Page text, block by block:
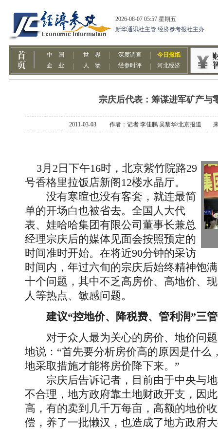
宗庆后代表：筹谋进军矿产与
2011-03-03 作者：记者 李佳鹏 吴黎华/北京报道 来
3月2日下午16时，北京紫竹院路29
号香格里拉饭店新阁12楼水晶厅。
没有寒暄也没有客套，就连最简
单的开场白也被省去。全国人大代
表、娃哈哈集团有限公司董事长兼总
经理宗庆后的媒体见面会按照预定的
时间准时开始。在将近90分钟的采访
时间内，年过六旬的宗庆后始终精神饱
十个问题，其中不乏高房价、高地价、
人等热点、敏感问题。
建议“控地价、降税费、管利润”三
对于众人最为关心的房价、地价问题
地说：“首先要分析房价高的原因是什么
地采取措施才能将房价降下来。”
宗庆后告诉记者，目前由于中央与地
不合理，地方政府靠土地财政开支，因
高，有的卖到几千万每亩，高额的地价
偿，养了一批懒汉，也造成了地方政府